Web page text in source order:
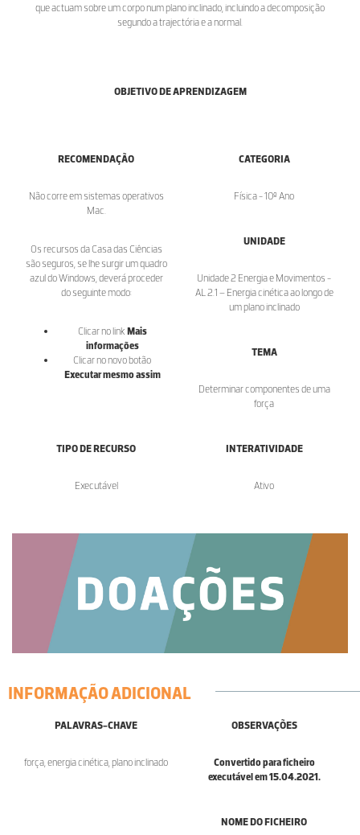
que actuam sobre um corpo num plano inclinado, incluindo a decomposição
segundo a trajectória e a normal.
OBJETIVO DE APRENDIZAGEM
RECOMENDAÇÃO
Não corre em sistemas operativos
Mac.
Os recursos da Casa das Ciências
são seguros, se lhe surgir um quadro
azul do Windows, deverá proceder
do seguinte modo:
Clicar no link Mais
informações
Clicar no novo botão
Executar mesmo assim
CATEGORIA
Física - 10º Ano
UNIDADE
Unidade 2 Energia e Movimentos -
AL 2.1 – Energia cinética ao longo de
um plano inclinado
TEMA
Determinar componentes de uma
força
TIPO DE RECURSO
Executável
INTERATIVIDADE
Ativo
INFORMAÇÃO ADICIONAL
PALAVRAS-CHAVE
força, energia cinética, plano inclinado
OBSERVAÇÕES
Convertido para ficheiro
executável em 15.04.2021.
NOME DO FICHEIRO